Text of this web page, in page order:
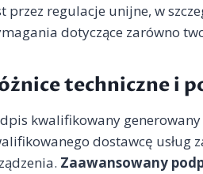
przez regulacje unijne, w
dotyczące zarówno
techniczne i
kwalifikowany
dostawcę usług
Zaawansowany